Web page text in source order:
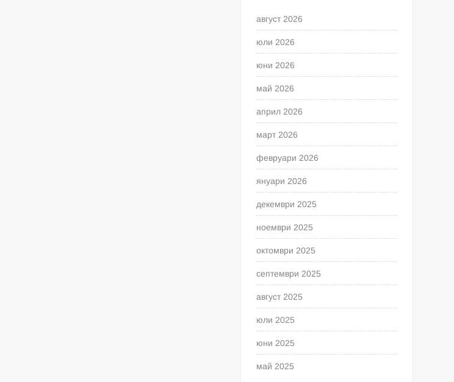
август 2026
юли 2026
юни 2026
май 2026
април 2026
март 2026
февруари 2026
януари 2026
декември 2025
ноември 2025
октомври 2025
септември 2025
август 2025
юли 2025
юни 2025
май 2025